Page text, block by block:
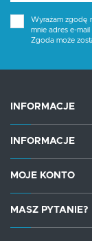
Wyrażam zgodę
mnie adres e-
Zgoda może
INFORMACJE
INFORMACJE
MOJE KONTO
MASZ PYTANIE?